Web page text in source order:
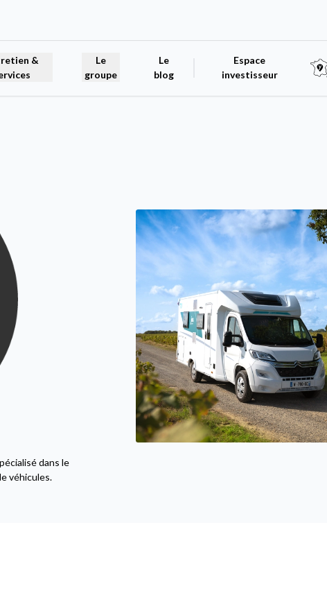
&
Le
groupe
Le
blog
Espace
investisseur
dans le
véhicules.